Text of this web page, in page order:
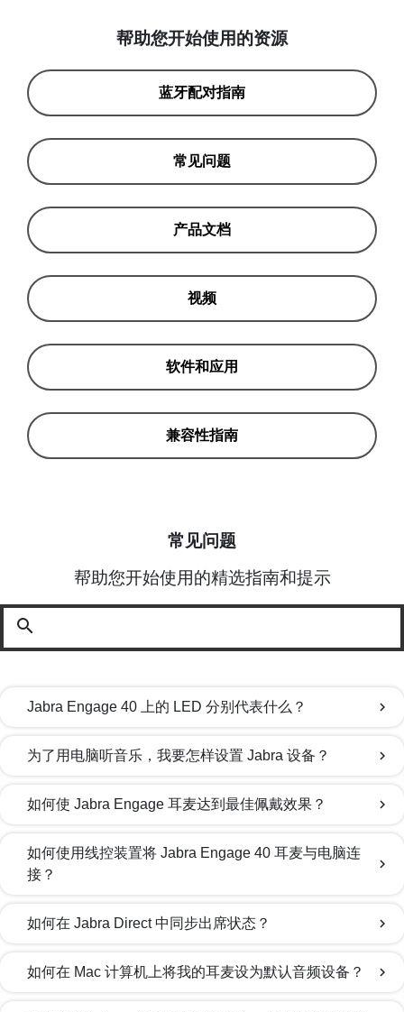
帮助您开始使用的资源
蓝牙配对指南
常见问题
产品文档
视频
软件和应用
兼容性指南
常见问题
帮助您开始使用的精选指南和提示
search
Jabra Engage 40 上的 LED 分别代表什么？ chevron_right
为了用电脑听音乐，我要怎样设置 Jabra 设备？ chevron_right
如何使 Jabra Engage 耳麦达到最佳佩戴效果？ chevron_right
如何使用线控装置将 Jabra Engage 40 耳麦与电脑连
接？
chevron_right
如何在 Jabra Direct 中同步出席状态？ chevron_right
如何在 Mac 计算机上将我的耳麦设为默认音频设备？ chevron_right